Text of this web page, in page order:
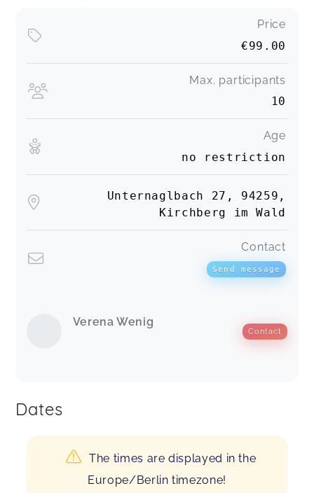
Price
€99.00
Max. participants
10
Age
no restriction
Unternaglbach 27, 94259,
Kirchberg im Wald
Contact
Send message
Verena Wenig
Contact
Dates
The times are displayed in the
Europe/Berlin timezone!